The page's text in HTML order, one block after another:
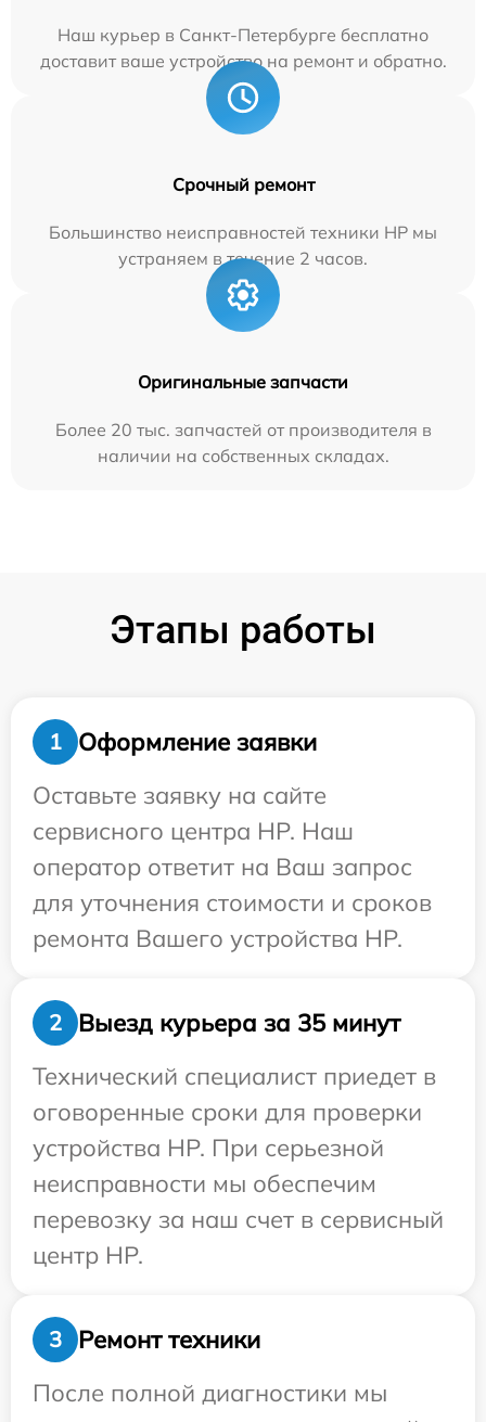
Наш курьер в Санкт-Петербурге бесплатно
доставит ваше устройство на ремонт и обратно.
Срочный ремонт
Большинство неисправностей техники HP мы
устраняем в течение 2 часов.
Оригинальные запчасти
Более 20 тыс. запчастей от производителя в
наличии на собственных складах.
Этапы работы
1
Оформление заявки
Оставьте заявку на сайте
сервисного центра HP. Наш
оператор ответит на Ваш запрос
для уточнения стоимости и сроков
ремонта Вашего устройства HP.
2
Выезд курьера за 35 минут
Технический специалист приедет в
оговоренные сроки для проверки
устройства HP. При серьезной
неисправности мы обеспечим
перевозку за наш счет в сервисный
центр HP.
3
Ремонт техники
После полной диагностики мы